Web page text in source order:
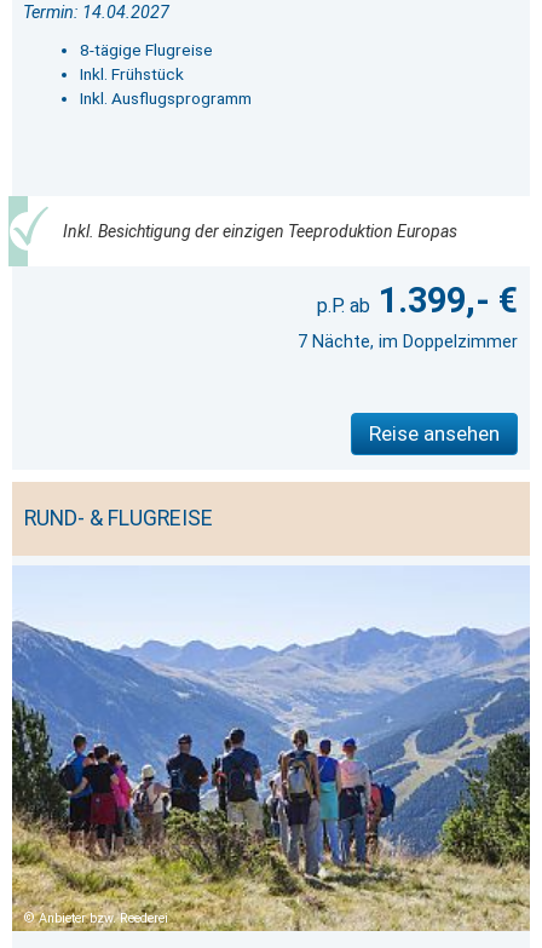
Termin: 14.04.2027
8-tägige Flugreise
Inkl. Frühstück
Inkl. Ausflugsprogramm
Inkl. Besichtigung der einzigen Teeproduktion Europas
1.399,- €
7 Nächte, im Doppelzimmer
Reise ansehen
RUND- & FLUGREISE
Anbieter bzw. Reederei